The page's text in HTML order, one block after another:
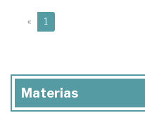
« 1
Materias